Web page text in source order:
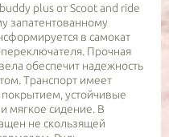
plus от Scoot and ride
запатентованному
в самокат
Прочная
обеспечит надежность
Транспорт имеет
устойчивые
мягкое сидение. В
не скользящей